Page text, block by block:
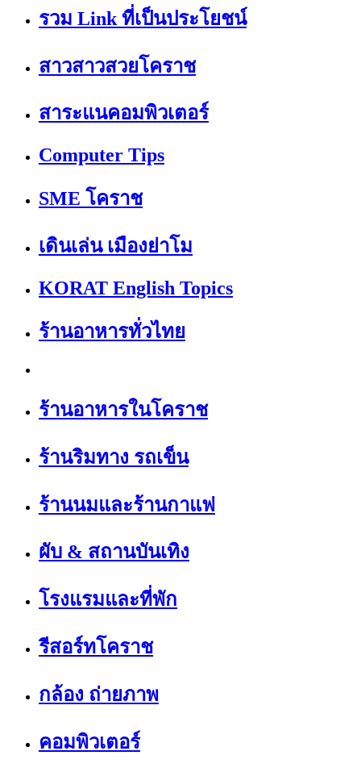
รวม Link ที่เป็นประโยชน์
สาวสาวสวยโคราช
สาระแนคอมพิวเตอร์
Computer Tips
SME โคราช
เดินเล่น เมืองย่าโม
KORAT English Topics
ร้านอาหารทั่วไทย
ร้านอาหารในโคราช
ร้านริมทาง รถเข็น
ร้านนมและร้านกาแฟ
ผับ & สถานบันเทิง
โรงแรมและที่พัก
รีสอร์ทโคราช
กล้อง ถ่ายภาพ
คอมพิวเตอร์